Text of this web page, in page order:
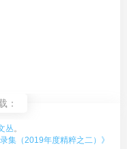
：
丛。
集（2019年度精粹之二）》